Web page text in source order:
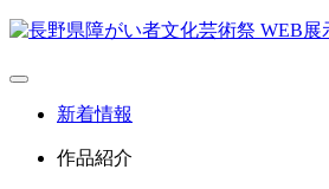
新着情報
作品紹介